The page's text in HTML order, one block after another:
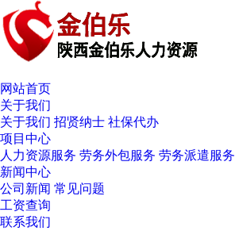
网站首页
关于我们
关于我们 招贤纳士 社保代办
项目中心
人力资源服务 劳务外包服务 劳务派遣服务
新闻中心
公司新闻 常见问题
工资查询
联系我们